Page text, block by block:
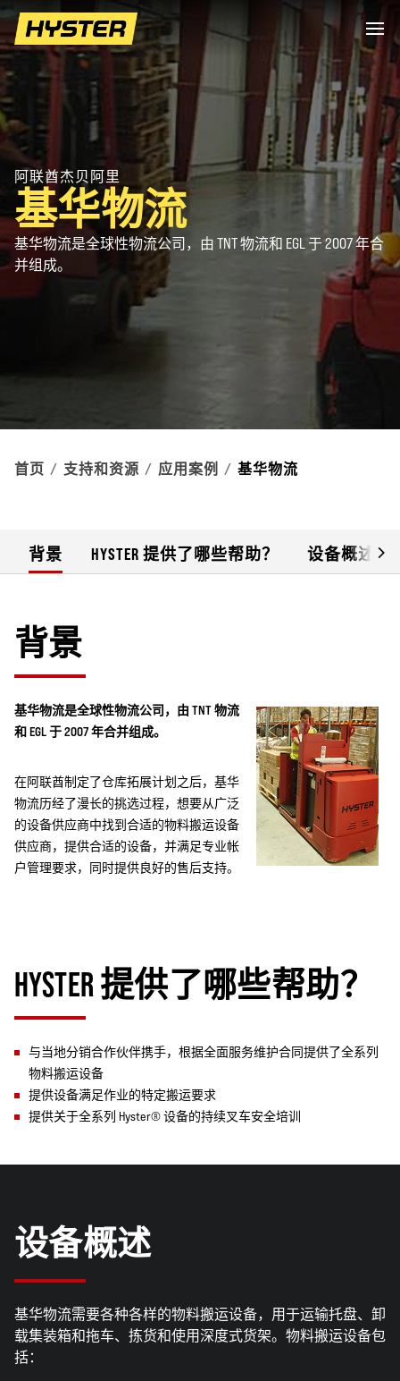
阿联酋杰贝阿里
基华物流
基华物流是全球性物流公司，由 TNT 物流和 EGL 于 2007 年合
并组成。
首页 支持和资源 应用案例 基华物流
背景 HYSTER 提供了哪些帮助？ 设备概述
背景
基华物流是全球性物流公司，由 TNT 物流
和 EGL 于 2007 年合并组成。
在阿联酋制定了仓库拓展计划之后，基华
物流历经了漫长的挑选过程，想要从广泛
的设备供应商中找到合适的物料搬运设备
供应商，提供合适的设备，并满足专业帐
户管理要求，同时提供良好的售后支持。
HYSTER 提供了哪些帮助？
与当地分销合作伙伴携手，根据全面服务维护合同提供了全系列
物料搬运设备
提供设备满足作业的特定搬运要求
提供关于全系列 Hyster® 设备的持续叉车安全培训
设备概述
基华物流需要各种各样的物料搬运设备，用于运输托盘、卸
载集装箱和拖车、拣货和使用深度式货架。物料搬运设备包
括：